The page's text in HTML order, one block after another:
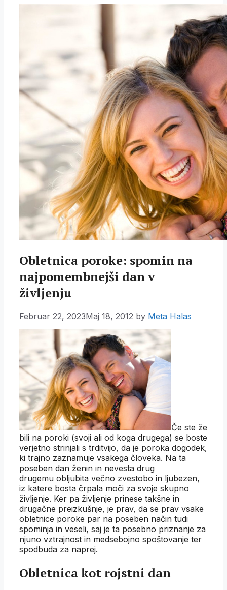
Obletnica poroke: spomin na
najpomembnejši dan v
življenju
Februar 22, 2023Maj 18, 2012 by Meta Halas
Če ste že
bili na poroki (svoji ali od koga drugega) se boste
verjetno strinjali s trditvijo, da je poroka dogodek,
ki trajno zaznamuje vsakega človeka. Na ta
poseben dan ženin in nevesta drug
drugemu obljubita večno zvestobo in ljubezen,
iz katere bosta črpala moči za svoje skupno
življenje. Ker pa življenje prinese takšne in
drugačne preizkušnje, je prav, da se prav vsake
obletnice poroke par na poseben način tudi
spominja in veseli, saj je ta posebno priznanje za
njuno vztrajnost in medsebojno spoštovanje ter
spodbuda za naprej.
Obletnica kot rojstni dan